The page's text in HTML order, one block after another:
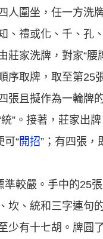
人圍坐，任一方洗
、禮或化、千、孔
莊家洗牌，對家“腰
序取牌，取至第25
張且擬作為一輪牌
”。接著，莊家出
可“開招”；有四張，
準較嚴。手中的25
坎、統和三字連句
少有十七胡。牌圓